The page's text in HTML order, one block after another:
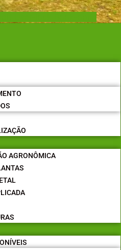
AGRONÔMICA